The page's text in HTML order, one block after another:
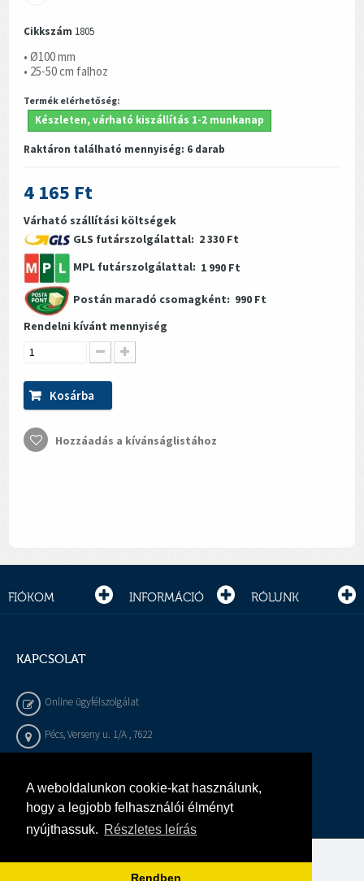
A weboldalunkon cookie-kat használunk,
hogy a legjobb felhasználói élményt
nyújthassuk. Részletes leírás
Rendben
Cikkszám 1805
• Ø100 mm
• 25-50 cm falhoz
Termék elérhetőség:
Készleten, várható kiszállítás 1-2 munkanap
Raktáron található mennyiség: 6 darab
4 165 Ft
Várható szállítási költségek
GLS futárszolgálattal: 2 330 Ft
MPL futárszolgálattal: 1 990 Ft
Postán maradó csomagként: 990 Ft
Rendelni kívánt mennyiség
Kosárba
Hozzáadás a kívánságlistához
FIÓKOM INFORMÁCIÓ RÓLUNK
KAPCSOLAT
Online ügyfélszolgálat
Pécs, Verseny u. 1/A , 7622
info@gepeszbolt.hu
Árukereső, a hiteles vásárlási kalauz